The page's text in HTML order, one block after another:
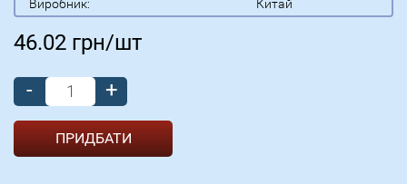
Виробник:
Китай
46.02 грн/шт
-
+